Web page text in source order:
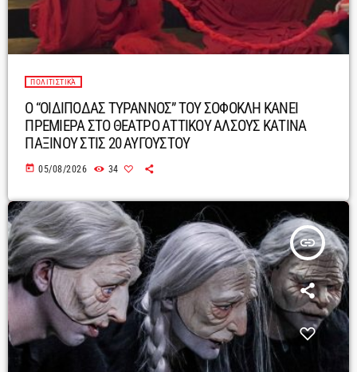
ΠΟΛΙΤΙΣΤΙΚΆ
Ο “ΟΙΔΙΠΟΔΑΣ ΤΥΡΑΝΝΟΣ” ΤΟΥ ΣΟΦΟΚΛΗ ΚΑΝΕΙ
ΠΡΕΜΙΕΡΑ ΣΤΟ ΘΕΑΤΡΟ ΑΤΤΙΚΟΥ ΑΛΣΟΥΣ ΚΑΤΙΝΑ
ΠΑΞΙΝΟΥ ΣΤΙΣ 20 ΑΥΓΟΥΣΤΟΥ
today 05/08/2026 34
insert_link